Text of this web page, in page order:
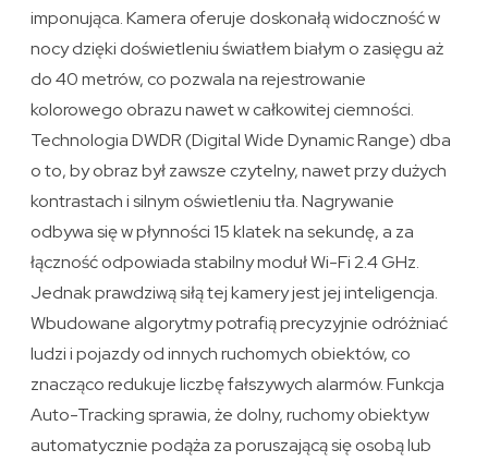
imponująca. Kamera oferuje doskonałą widoczność w
nocy dzięki doświetleniu światłem białym o zasięgu aż
do 40 metrów, co pozwala na rejestrowanie
kolorowego obrazu nawet w całkowitej ciemności.
Technologia DWDR (Digital Wide Dynamic Range) dba
o to, by obraz był zawsze czytelny, nawet przy dużych
kontrastach i silnym oświetleniu tła. Nagrywanie
odbywa się w płynności 15 klatek na sekundę, a za
łączność odpowiada stabilny moduł Wi-Fi 2.4 GHz.
Jednak prawdziwą siłą tej kamery jest jej inteligencja.
Wbudowane algorytmy potrafią precyzyjnie odróżniać
ludzi i pojazdy od innych ruchomych obiektów, co
znacząco redukuje liczbę fałszywych alarmów. Funkcja
Auto-Tracking sprawia, że dolny, ruchomy obiektyw
automatycznie podąża za poruszającą się osobą lub